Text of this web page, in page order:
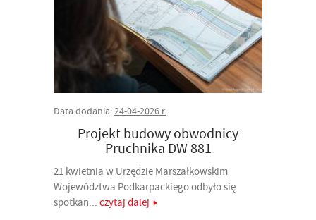
Data dodania:24-04-2026 r.
Projekt budowy obwodnicy
Pruchnika DW 881
21 kwietnia w Urzędzie Marszałkowskim
Województwa Podkarpackiego odbyło się
spotkan... czytaj dalej